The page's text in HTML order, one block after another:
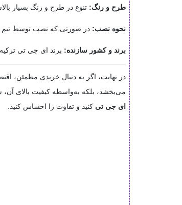
طرح و رنگ: تنوع در طرح و رنگ بسیار
نحوه نصب: در صورتی که نصب توسط تیم
برند و کشور سازنده: برند ای جی تی ترکیه
در نهایت، اگر به دنبال خریدی مطمئن،
می‌بخشد، بلکه به‌واسطه کیفیت بالای
ای جی تی کنید و تفاوت را احساس کنید.